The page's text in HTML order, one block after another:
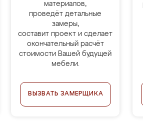
материалов,
проведёт детальные
замеры,
составит проект и сделает
окончательный расчёт
стоимости Вашей будущей
мебели.
ВЫЗВАТЬ ЗАМЕРЩИКА